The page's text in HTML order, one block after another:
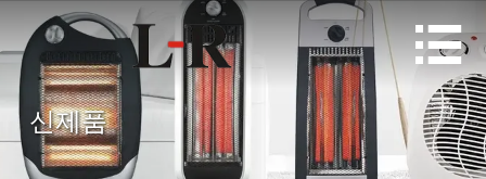

신제품